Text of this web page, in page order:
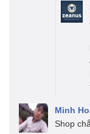
Minh
Shop